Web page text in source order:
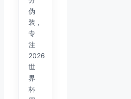
伪
装，
专
注
2026
世
界
杯